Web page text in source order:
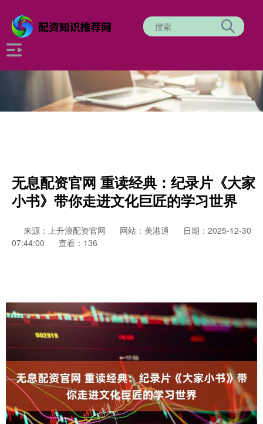
无息配资官网 重读经典：纪录片《大家
小书》带你走进文化巨匠的学习世界
来源：上升浪配资官网 网站：美港通
日期：2025-12-30
07:44:00
查看：136